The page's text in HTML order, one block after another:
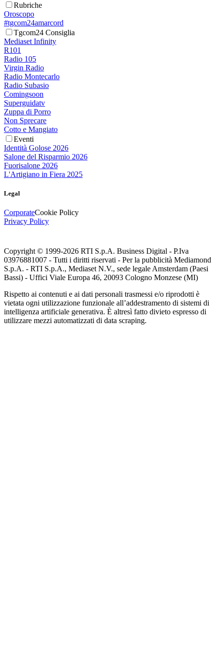
Rubriche
Oroscopo
#tgcom24amarcord
Tgcom24 Consiglia
Mediaset Infinity
R101
Radio 105
Virgin Radio
Radio Montecarlo
Radio Subasio
Comingsoon
Superguidatv
Zuppa di Porro
Non Sprecare
Cotto e Mangiato
Eventi
Identità Golose 2026
Salone del Risparmio 2026
Fuorisalone 2026
L'Artigiano in Fiera 2025
Legal
CorporateCookie Policy
Privacy Policy
Copyright © 1999-2026 RTI S.p.A. Business Digital - P.Iva
03976881007 - Tutti i diritti riservati - Per la pubblicità Mediamond
S.p.A. - RTI S.p.A., Mediaset N.V., sede legale Amsterdam (Paesi
Bassi) - Uffici Viale Europa 46, 20093 Cologno Monzese (MI)
Rispetto ai contenuti e ai dati personali trasmessi e/o riprodotti è
vietata ogni utilizzazione funzionale all’addestramento di sistemi di
intelligenza artificiale generativa. È altresì fatto divieto espresso di
utilizzare mezzi automatizzati di data scraping.